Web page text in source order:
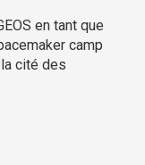
en tant que
camp
cité des